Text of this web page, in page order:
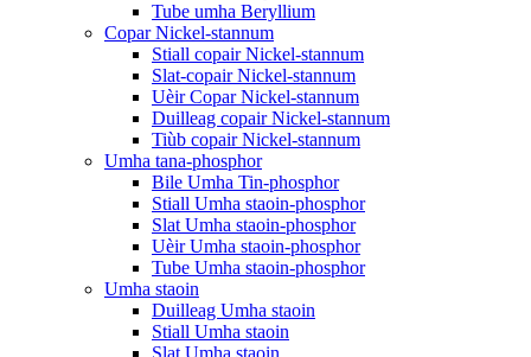
Tube umha Beryllium
Copar Nickel-stannum
Stiall copair Nickel-stannum
Slat-copair Nickel-stannum
Uèir Copar Nickel-stannum
Duilleag copair Nickel-stannum
Tiùb copair Nickel-stannum
Umha tana-phosphor
Bile Umha Tin-phosphor
Stiall Umha staoin-phosphor
Slat Umha staoin-phosphor
Uèir Umha staoin-phosphor
Tube Umha staoin-phosphor
Umha staoin
Duilleag Umha staoin
Stiall Umha staoin
Slat Umha staoin